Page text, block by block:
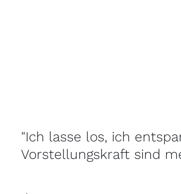
"Ich lasse los, ich
Vorstellungskraft sind